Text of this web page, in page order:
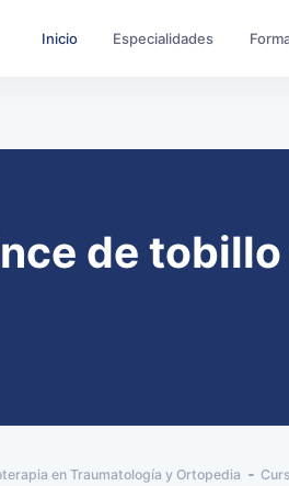
Inicio Especialidades
de
en Traumatología y Ortopedia